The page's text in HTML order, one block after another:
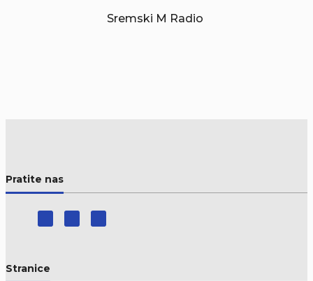
Sremski M Radio
Pratite nas
Stranice